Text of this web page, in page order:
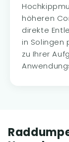
höheren
direkte
in Solingen
zu Ihrer